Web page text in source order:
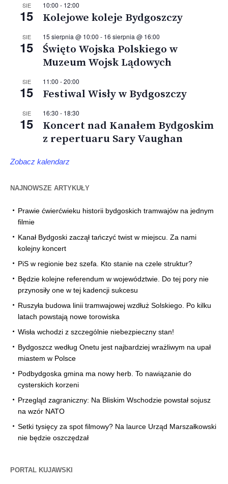
SIE
15
10:00 - 12:00
Kolejowe koleje Bydgoszczy
SIE
15
15 sierpnia @ 10:00 - 16 sierpnia @ 16:00
Święto Wojska Polskiego w
Muzeum Wojsk Lądowych
SIE
15
11:00 -20:00
Festiwal Wisły w Bydgoszczy
SIE
15
16:30 - 18:30
Koncert nad Kanałem Bydgoskim
z repertuaru Sary Vaughan
Zobacz kalendarz
NAJNOWSZE ARTYKUŁY
Prawie ćwierćwieku historii bydgoskich tramwajów na jednym
filmie
Kanał Bydgoski zaczął tańczyć twist w miejscu. Za nami
kolejny koncert
PiS w regionie bez szefa. Kto stanie na czele struktur?
Będzie kolejne referendum w województwie. Do tej pory nie
przynosiły one w tej kadencji sukcesu
Ruszyła budowa linii tramwajowej wzdłuż Solskiego. Po kilku
latach powstają nowe torowiska
Wisła wchodzi z szczególnie niebezpieczny stan!
Bydgoszcz według Onetu jest najbardziej wrażliwym na upał
miastem w Polsce
Podbydgoska gmina ma nowy herb. To nawiązanie do
cysterskich korzeni
Przegląd zagraniczny: Na Bliskim Wschodzie powstał sojusz
na wzór NATO
Setki tysięcy za spot filmowy? Na laurce Urząd Marszałkowski
nie będzie oszczędzał
PORTAL KUJAWSKI